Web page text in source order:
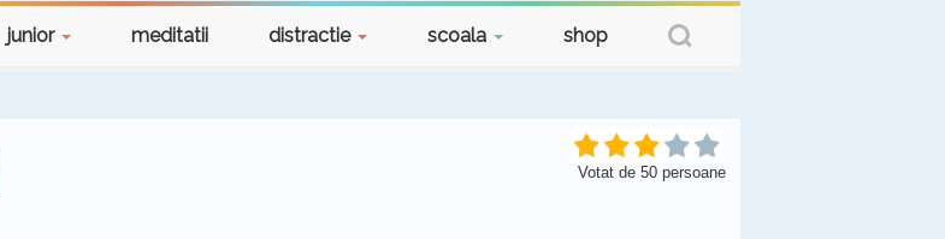
junior meditatii distractie scoala shop
Votat de 50 persoane